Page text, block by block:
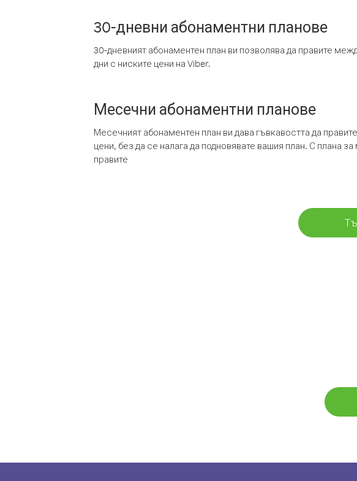
30-дневни абонаментни планове
30-дневният абонаментен план ви позволява да правите
дни с ниските цени на Viber.
Месечни абонаментни планове
Месечният абонаментен план ви дава гъвкавостта да
цени, без да се налага да подновявате вашия план. С плана
правите